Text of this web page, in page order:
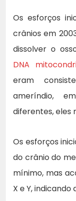
Os esforços
crânios em
dissolver o
DNA
eram
ameríndio,
diferentes, eles
Os esforços
do crânio do
mínimo, mas
X e Y,